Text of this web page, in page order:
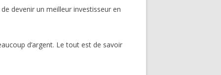
devenir un meilleur investisseur en
d’argent. Le tout est de savoir